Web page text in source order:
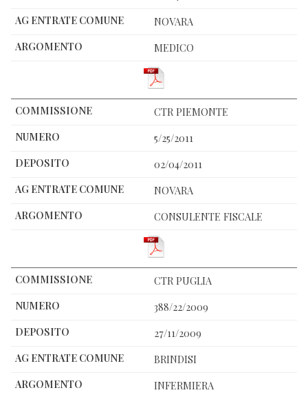
NOVARA
MEDICO
CTR PIEMONTE
5/25/2011
02/04/2011
NOVARA
CONSULENTE FISCALE
CTR PUGLIA
388/22/2009
27/11/2009
BRINDISI
INFERMIERA